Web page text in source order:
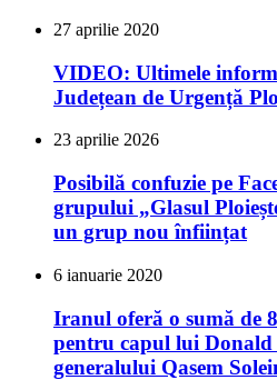
27 aprilie 2020
VIDEO: Ultimele
Județean de Urgență
23 aprilie 2026
Posibilă confuzie pe
grupului „Glasul
un grup nou înființat
6 ianuarie 2020
Iranul oferă o sumă de
pentru capul lui
generalului Qasem